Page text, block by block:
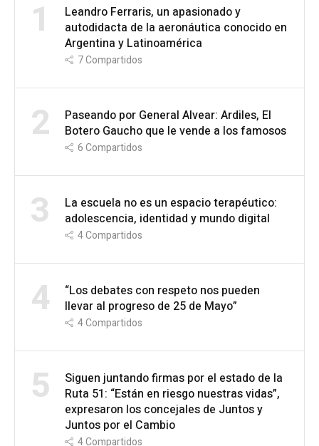
1
Leandro Ferraris, un apasionado y
autodidacta de la aeronáutica conocido en
Argentina y Latinoamérica
7Compartidos
2
Paseando por General Alvear: Ardiles, El
Botero Gaucho que le vende a los famosos
6Compartidos
3
La escuela no es un espacio terapéutico:
adolescencia, identidad y mundo digital
4Compartidos
4
“Los debates con respeto nos pueden
llevar al progreso de 25 de Mayo”
4Compartidos
5
Siguen juntando firmas por el estado de la
Ruta 51: “Están en riesgo nuestras vidas”,
expresaron los concejales de Juntos y
Juntos por el Cambio
4Compartidos